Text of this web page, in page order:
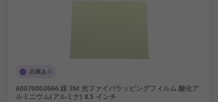
の材料の研磨に使用する水性研磨コンパウン
ドです。単結晶ダイヤモンドペーストは、エ
ッジの少ない平坦で均一な表面に使用するの
に最適で、多結晶ダイヤモンドペーストは、
在庫あり
60070002666 緑 3M 光ファイバラッピングフィルム 酸化ア
ルミニウム(アルミナ) 8.5 インチ